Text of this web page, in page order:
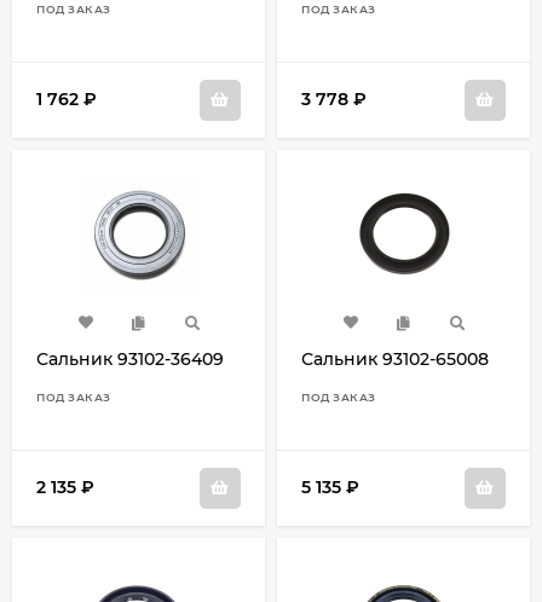
ПОД ЗАКАЗ
1 762 ₽
ПОД ЗАКАЗ
3 778 ₽
Сальник 93102-36409
ПОД ЗАКАЗ
2 135 ₽
Сальник 93102-65008
ПОД ЗАКАЗ
5 135 ₽